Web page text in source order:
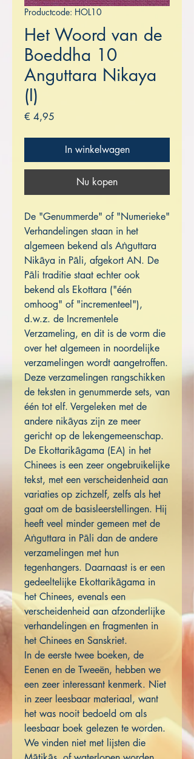
Productcode: HOL10
Het Woord van de
Boeddha 10
Anguttara Nikaya
(I)
€ 4,95
In winkelwagen
Nu kopen
De "Genummerde" of "Numerieke"
Verhandelingen staan in het
algemeen bekend als Aṅguttara
Nikāya in Pāli, afgekort AN. De
Pāli traditie staat echter ook
bekend als Ekottara ("één
omhoog" of "incrementeel"),
d.w.z. de Incrementele
Verzameling, en dit is de vorm die
over het algemeen in noordelijke
verzamelingen wordt aangetroffen.
Deze verzamelingen rangschikken
de teksten in genummerde sets, van
één tot elf. Vergeleken met de
andere nikāyas zijn ze meer
gericht op de lekengemeenschap.
De Ekottarikāgama (EA) in het
Chinees is een zeer ongebruikelijke
tekst, met een verscheidenheid aan
variaties op zichzelf, zelfs als het
gaat om de basisleerstellingen. Hij
heeft veel minder gemeen met de
Aṅguttara in Pāli dan de andere
verzamelingen met hun
tegenhangers. Daarnaast is er een
gedeeltelijke Ekottarikāgama in
het Chinees, evenals een
verscheidenheid aan afzonderlijke
verhandelingen en fragmenten in
het Chinees en Sanskriet.
In de eerste twee boeken, de
Eenen en de Tweeën, hebben we
een zeer interessant kenmerk. Niet
in zeer leesbaar materiaal, want
het was nooit bedoeld om als
leesbaar boek gelezen te worden.
We vinden niet met lijsten die